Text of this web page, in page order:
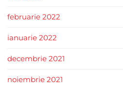
februarie 2022
ianuarie 2022
decembrie 2021
noiembrie 2021